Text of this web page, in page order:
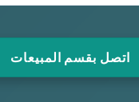
اتصل بقسم المبيعات